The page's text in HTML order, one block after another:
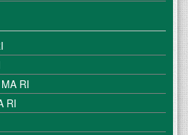
RI
RI